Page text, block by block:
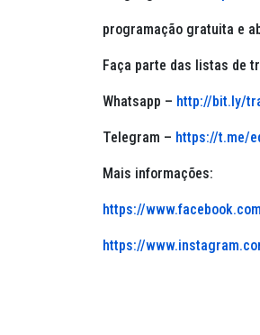
programação gratuita e
Faça parte das listas de
Whatsapp – http://bit.ly/
Telegram – https://t.me/
Mais informações:
https://
https://